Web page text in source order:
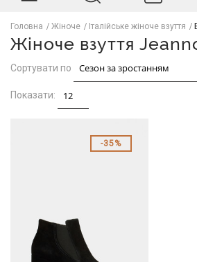
Головна Жіноче Італійське жіноче взуття
Жіноче взуття
Сортувати по
Показати:
35%